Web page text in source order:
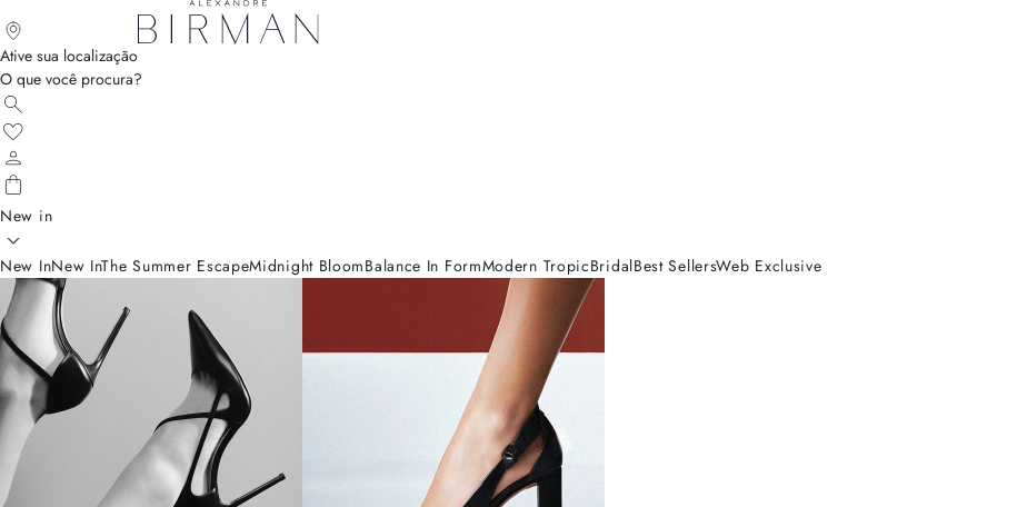
Ative sua localização
O que você procura?
New in
New InNew InThe Summer EscapeMidnight BloomBalance In FormModern TropicBridalBest SellersWeb Exclusive